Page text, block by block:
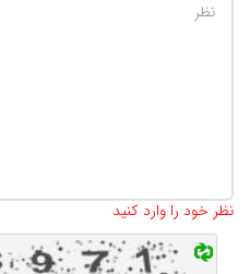
نظر خود را وارد کنید